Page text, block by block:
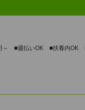
～ ■週払いOK ■扶養内OK